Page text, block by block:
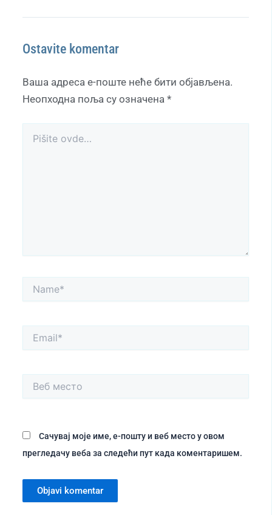
Ostavite komentar
Ваша адреса е-поште неће бити објављена.
Неопходна поља су означена *
Name*
Email*
Веб
место
Сачувај моје име, е-пошту и веб место у овом
прегледачу веба за следећи пут када коментаришем.